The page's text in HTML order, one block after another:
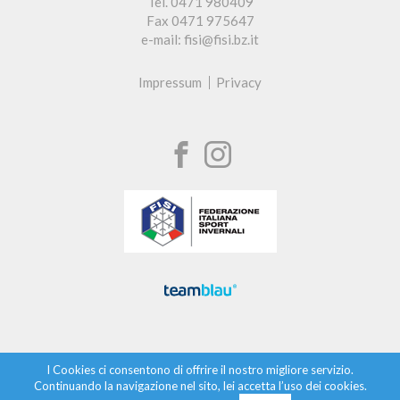
Fax 0471 975647
e-mail: fisi@fisi.bz.it
Impressum Privacy
I Cookies ci consentono di offrire il nostro migliore servizio.
Continuando la navigazione nel sito, lei accetta l’uso dei cookies.